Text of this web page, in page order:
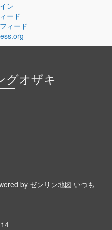
ン
ード
ィード
グオザキ
by ゼンリン地図 いつも